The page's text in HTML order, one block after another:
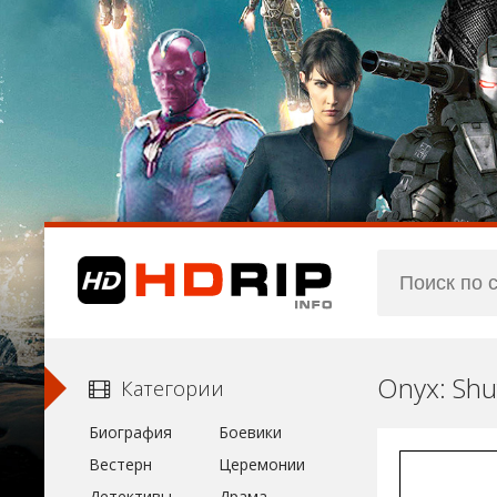
Onyx:
Категории
Биография
Боевики
Вестерн
Церемонии